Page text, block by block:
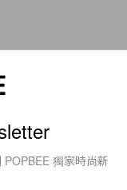
獨家時尚新